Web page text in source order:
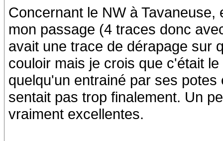
Concernant le NW à
mon passage (4 traces donc
avait une trace de dérapage sur
couloir mais je crois que c'était
quelqu'un entrainé par ses
sentait pas trop finalement. Un
vraiment excellentes.